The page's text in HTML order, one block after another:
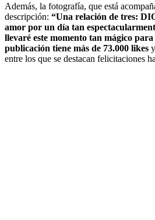
Además, la fotografía, que está
descripción: “Una relación de tres:
amor por un día tan
llevaré este momento tan mágico
publicación tiene más de 73.000 likes
entre los que se destacan felicitaciones